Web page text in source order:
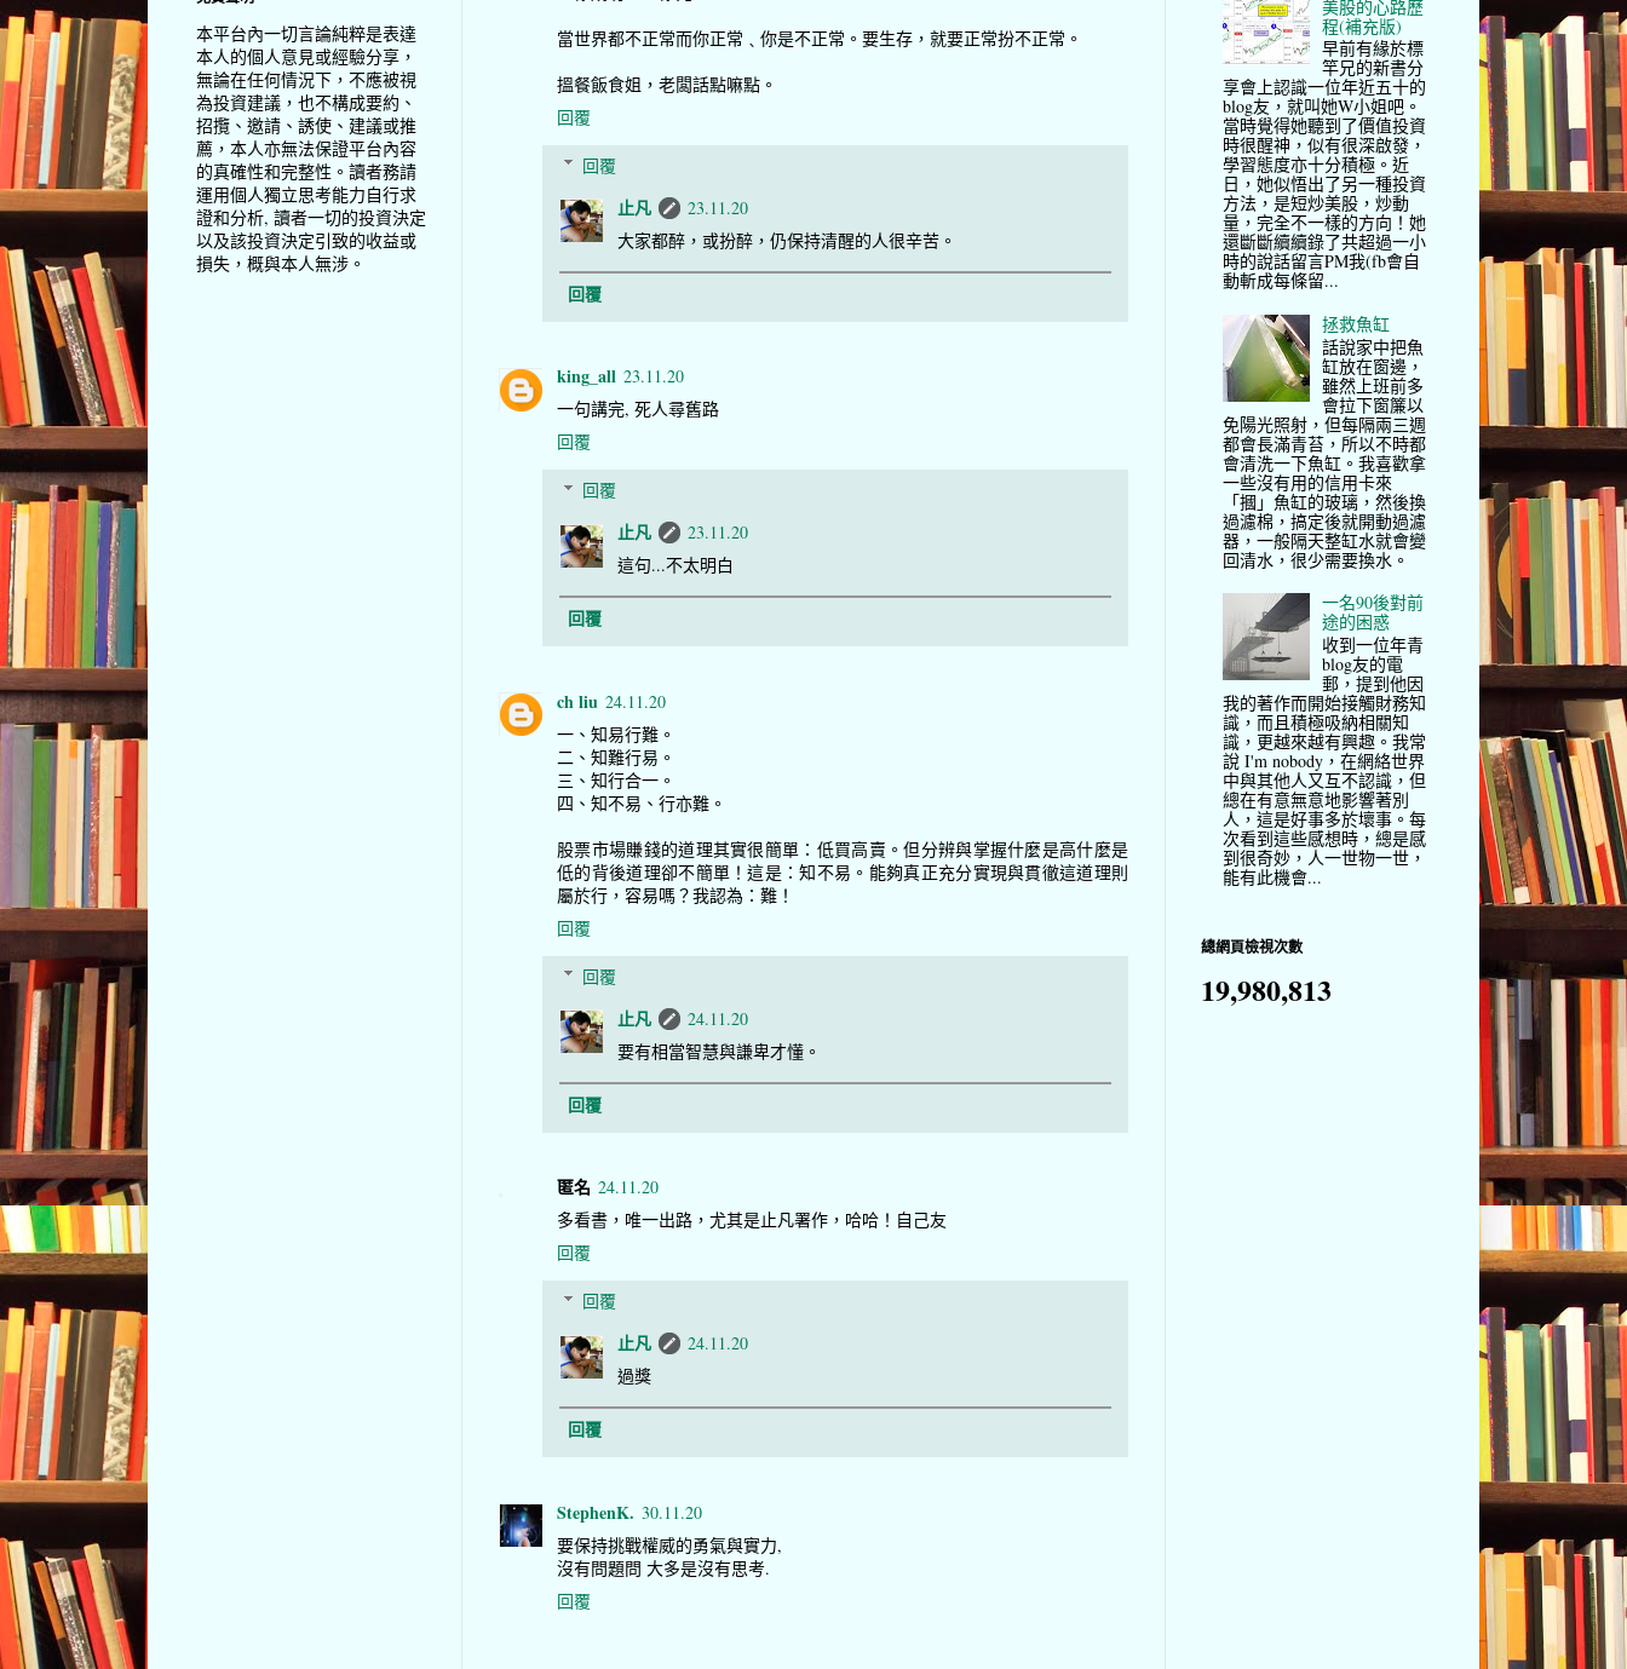
當世界都不正常而你正常﹑你是不正常。要生存，就要正常扮不正常。
搵餐飯食姐，老闆話點嘛點。
回覆
回覆
止凡
23.11.20
大家都醉，或扮醉，仍保持清醒的人很辛苦。
回覆
king_all 23.11.20
一句講完, 死人尋舊路
回覆
回覆
止凡
23.11.20
這句...不太明白
回覆
ch liu 24.11.20
一、知易行難。
二、知難行易。
三、知行合一。
四、知不易、行亦難。
股票市場賺錢的道理其實很簡單：低買高賣。但分辨與掌握什麼是高什麼是
低的背後道理卻不簡單！這是：知不易。能夠真正充分實現與貫徹這道理則
屬於行，容易嗎？我認為：難！
回覆
回覆
止凡
24.11.20
要有相當智慧與謙卑才懂。
回覆
匿名 24.11.20
多看書，唯一出路，尤其是止凡署作，哈哈！自己友
回覆
回覆
止凡
24.11.20
過獎
回覆
StephenK. 30.11.20
要保持挑戰權威的勇氣與實力,
沒有問題問 大多是沒有思考.
回覆
本平台內一切言論純粹是表達
本人的個人意見或經驗分享，
無論在任何情況下，不應被視
為投資建議，也不構成要約、
招攬、邀請、誘使、建議或推
薦，本人亦無法保證平台內容
的真確性和完整性。讀者務請
運用個人獨立思考能力自行求
證和分析, 讀者一切的投資決定
以及該投資決定引致的收益或
損失，概與本人無涉。
美股的心路歷
程(補充版)
早前有緣於標
竿兄的新書分
享會上認識一位年近五十的
blog友，就叫她W小姐吧。
當時覺得她聽到了價值投資
時很醒神，似有很深啟發，
學習態度亦十分積極。近
日，她似悟出了另一種投資
方法，是短炒美股，炒動
量，完全不一樣的方向！她
還斷斷續續錄了共超過一小
時的說話留言PM我(fb會自
動斬成每條留...
拯救魚缸
話說家中把魚
缸放在窗邊，
雖然上班前多
會拉下窗簾以
免陽光照射，但每隔兩三週
都會長滿青苔，所以不時都
會清洗一下魚缸。我喜歡拿
一些沒有用的信用卡來
「摑」魚缸的玻璃，然後換
過濾棉，搞定後就開動過濾
器，一般隔天整缸水就會變
回清水，很少需要換水。
一名90後對前
途的困惑
收到一位年青
blog友的電
郵，提到他因
我的著作而開始接觸財務知
識，而且積極吸納相關知
識，更越來越有興趣。我常
說 I'm nobody，在網絡世界
中與其他人又互不認識，但
總在有意無意地影響著別
人，這是好事多於壞事。每
次看到這些感想時，總是感
到很奇妙，人一世物一世，
能有此機會...
總網頁檢視次數
19,980,813